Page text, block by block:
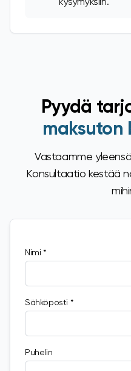
Pyydä
maksuton
Vastaamme
Konsultaatio kestää
Nimi *
Sähköposti *
Puhelin